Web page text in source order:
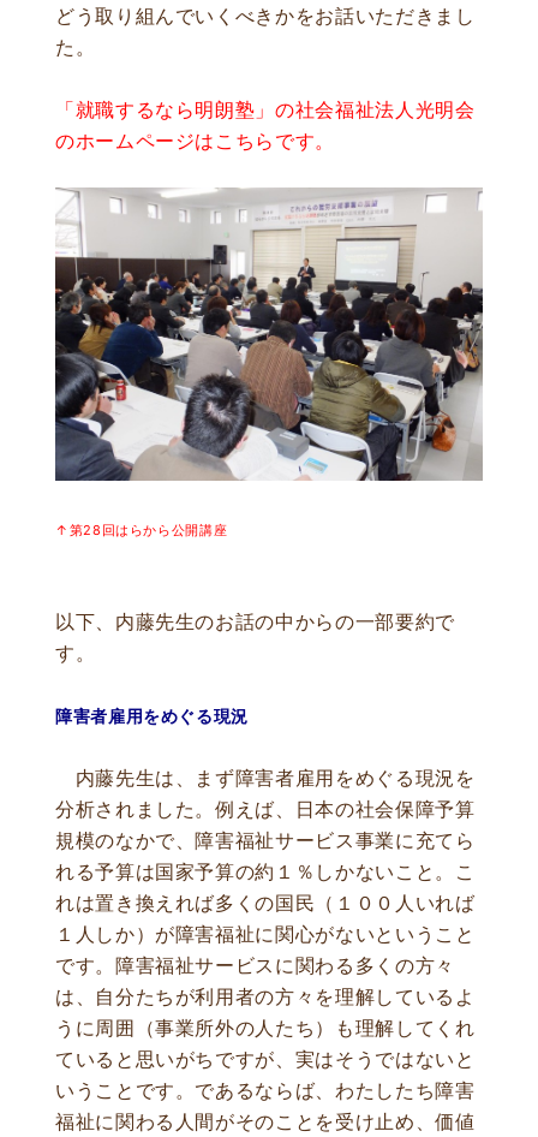
どう取り組んでいくべきかをお話いただきまし
た。
「就職するなら明朗塾」の社会福祉法人光明会
のホームページはこちらです。
↑第28回はらから公開講座
以下、内藤先生のお話の中からの一部要約で
す。
障害者雇用をめぐる現況
内藤先生は、まず障害者雇用をめぐる現況を
分析されました。例えば、日本の社会保障予算
規模のなかで、障害福祉サービス事業に充てら
れる予算は国家予算の約１％しかないこと。こ
れは置き換えれば多くの国民（１００人いれば
１人しか）が障害福祉に関心がないということ
です。障害福祉サービスに関わる多くの方々
は、自分たちが利用者の方々を理解しているよ
うに周囲（事業所外の人たち）も理解してくれ
ていると思いがちですが、実はそうではないと
いうことです。であるならば、わたしたち障害
福祉に関わる人間がそのことを受け止め、価値